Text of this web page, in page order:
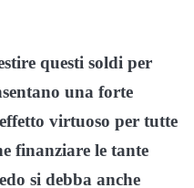
questi soldi per
una forte
virtuoso per tutte
finanziare le tante
si debba anche